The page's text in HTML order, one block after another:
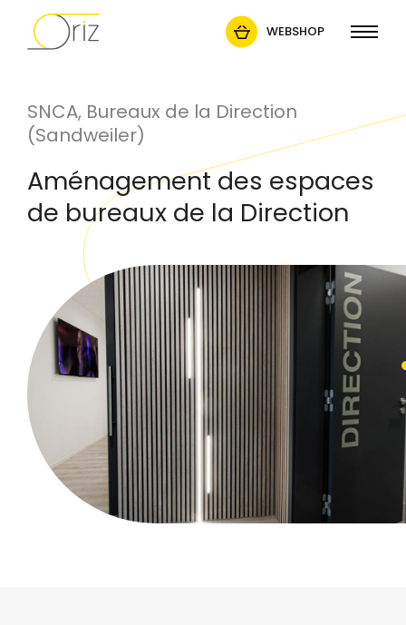
WEBSHOP
SNCA, Bureaux de la Direction
(Sandweiler)
Aménagement des espaces
de bureaux de la Direction